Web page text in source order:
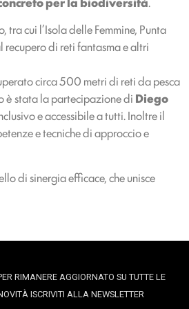
cui l’Isola delle Femmine, Punta
recupero di reti fantasma e altri
circa 500 metri di reti da pesca
è stata la partecipazione di Diego
e accessibile a tutti. Inoltre il
e tecniche di approccio e
di sinergia efficace, che unisce
RIMANERE AGGIORNATO SU TUTTE LE
ISCRIVITI ALLA NEWSLETTER